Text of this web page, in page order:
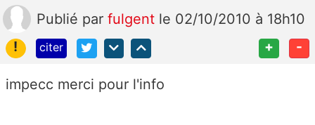
Publié par fulgent le 02/10/2010 à 18h10
!
citer + -
impecc merci pour l'info